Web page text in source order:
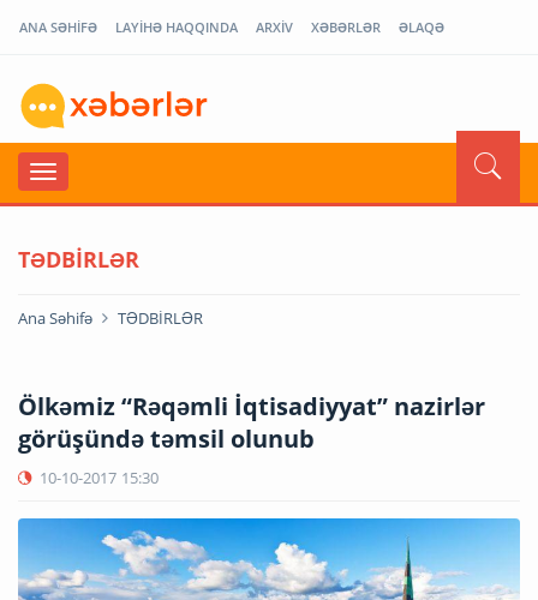
ANA SƏHİFƏ LAYİHƏ HAQQINDA ARXİV XƏBƏRLƏR ƏLAQƏ
TƏDBİRLƏR
Ana Səhifə TƏDBİRLƏR
Ölkəmiz “Rəqəmli İqtisadiyyat” nazirlər
görüşündə təmsil olunub
10-10-2017 15:30